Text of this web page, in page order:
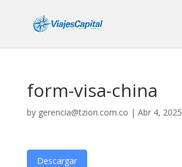
form-visa-china
by gerencia@tzion.com.co | Abr 4, 2025
Descargar